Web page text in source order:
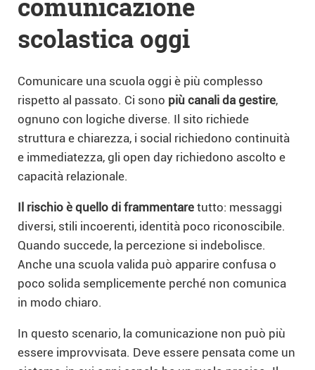
scolastica oggi
Comunicare una scuola oggi è più complesso
rispetto al passato. Ci sono più canali da gestire,
ognuno con logiche diverse. Il sito richiede
struttura e chiarezza, i social richiedono continuità
e immediatezza, gli open day richiedono ascolto e
capacità relazionale.
Il rischio è quello di frammentare tutto: messaggi
diversi, stili incoerenti, identità poco riconoscibile.
Quando succede, la percezione si indebolisce.
Anche una scuola valida può apparire confusa o
poco solida semplicemente perché non comunica
in modo chiaro.
In questo scenario, la comunicazione non può più
essere improvvisata. Deve essere pensata come un